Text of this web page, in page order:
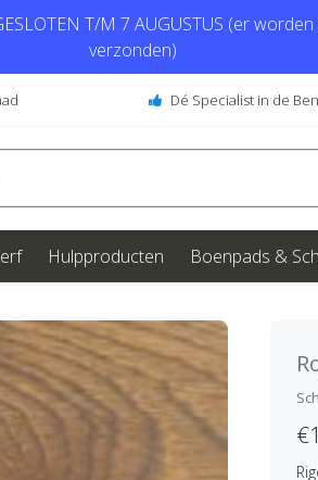
T/M 7 AUGUSTUS (er
verzonden)
Dé Specialist in de
Hulpproducten Boenpads &